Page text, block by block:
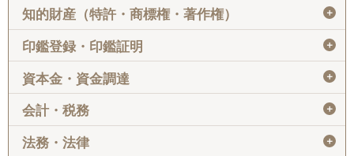
知的財産（特許・商標権・著作権） ＋
印鑑登録・印鑑証明 ＋
資本金・資金調達 ＋
会計・税務 ＋
法務・法律 ＋